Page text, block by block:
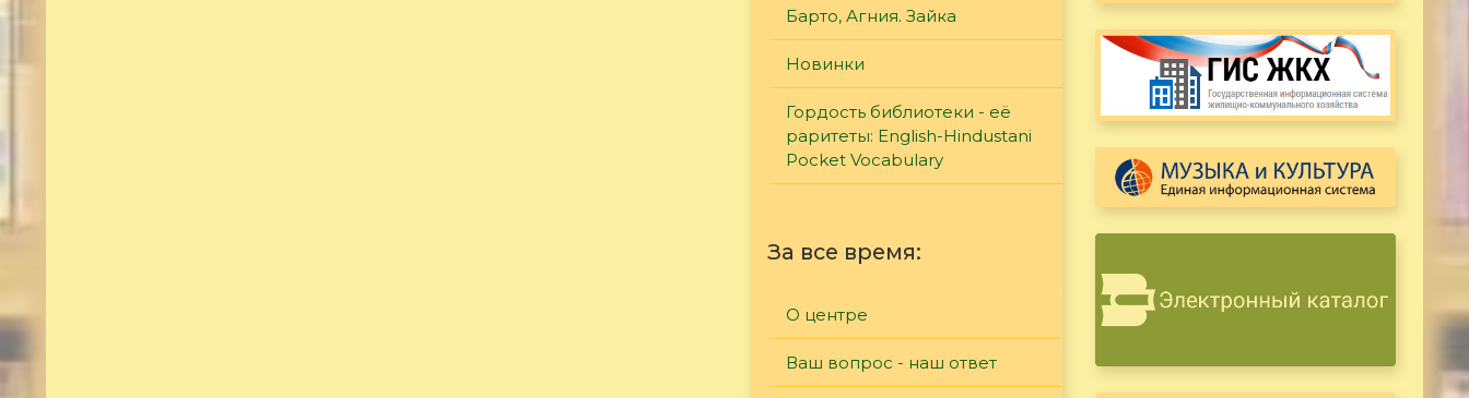
Барто, Агния. Зайка
Новинки
Гордость библиотеки - её
раритеты: English-Hindustani
Pocket Vocabulary
За все время:
О центре
Ваш вопрос - наш ответ